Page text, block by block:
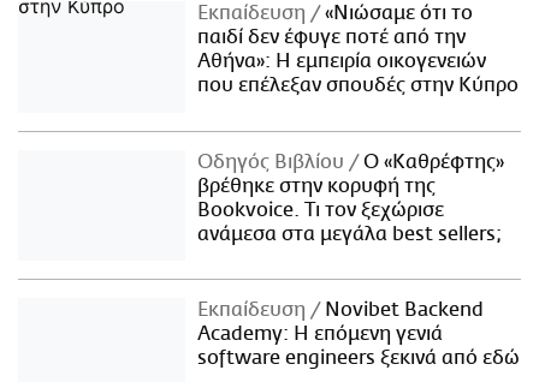
Εκπαίδευση
«Νιώσαμε ότι το
παιδί δεν έφυγε ποτέ από την
Αθήνα»: Η εμπειρία οικογενειών
που επέλεξαν σπουδές στην Κύπρο
Οδηγός Βιβλίου
Ο «Καθρέφτης»
βρέθηκε στην κορυφή της
Bookvoice. Τι τον ξεχώρισε
ανάμεσα στα μεγάλα best sellers;
Εκπαίδευση
Novibet Backend
Academy: Η επόμενη γενιά
software engineers ξεκινά από εδώ